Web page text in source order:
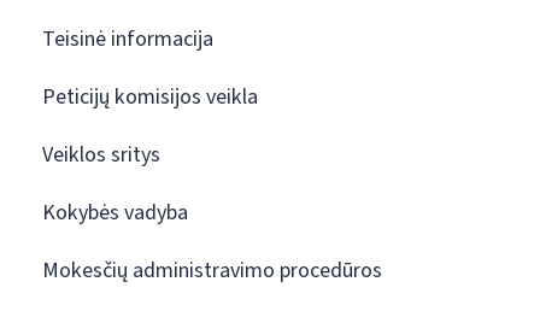
Teisinė informacija
Peticijų komisijos veikla
Veiklos sritys
Kokybės vadyba
Mokesčių administravimo procedūros